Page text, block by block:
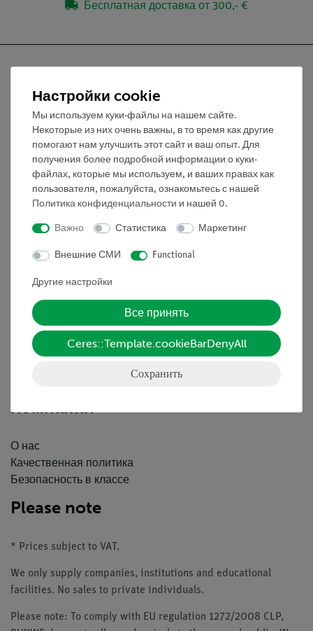
Бесплатная доставка от 300,- €
Nach oben
Информация
Контактное лицо
Декларация о конфиденциальности
Обслуживание
Краткий обзор услуг
Скачать
Каталоги
Связаться со службой поддержки клиентов
Компания
О нас
Качественная политика
Безопасность в классе
Please note
* Prices subject to VAT.
We only supply companies, institutions and educational
facilities. No sales to private individuals.
Please note: To comply with EU regulation 1272/2008 CLP,
Настройки cookie
Мы используем куки-файлы на нашем сайте.
Некоторые из них очень важны, в то время как другие
помогают нам улучшить этот сайт и ваш опыт. Для
получения более подробной информации о куки-
файлах, которые мы используем, и ваших правах как
пользователя, пожалуйста, ознакомьтесь с нашей
Политика конфиденциальности и нашей 0.
Важно Статистика Маркетинг
Внешние СМИ Functional
Другие настройки
Все принять
Ceres::Template.cookieBarDenyAll
Сохранить